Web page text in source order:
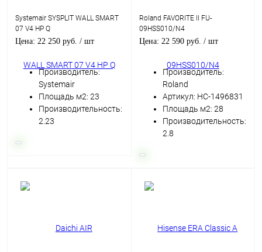
Systemair SYSPLIT WALL SMART
07 V4 HP Q
Цена: 22 250 руб. / шт
Производитель:
Systemair
Площадь м2: 23
Производительность:
2.23
Roland FAVORITE II FU-
09HSS010/N4
Цена: 22 590 руб. / шт
Производитель:
Roland
Артикул: НС-1496831
Площадь м2: 28
Производительность:
2.8